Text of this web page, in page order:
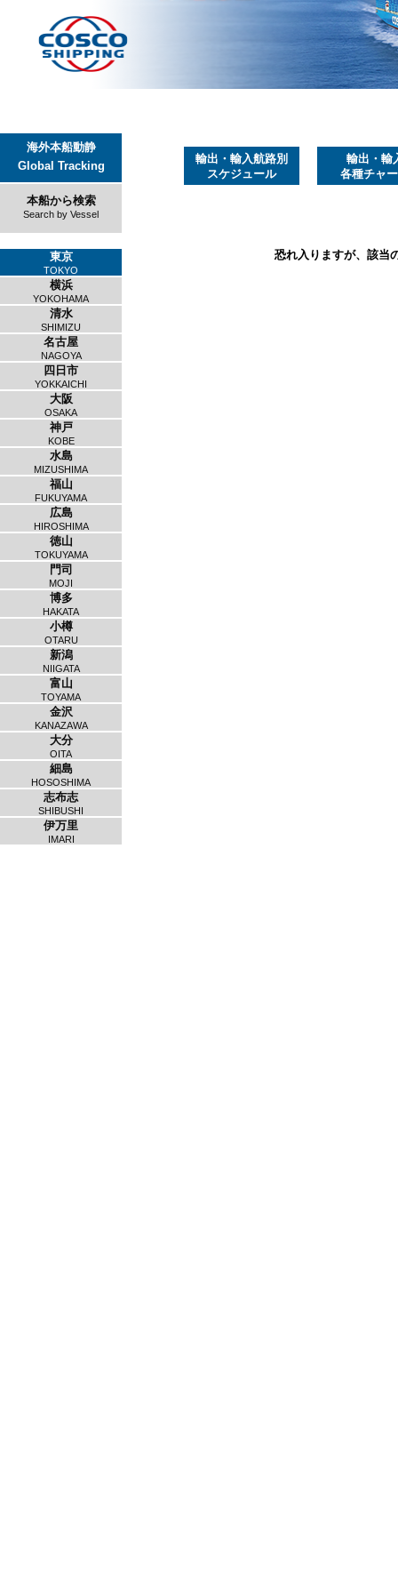
海外本船動静
Global Tracking
本船から検索
Search by Vessel
東京
TOKYO
横浜
YOKOHAMA
清水
SHIMIZU
名古屋
NAGOYA
四日市
YOKKAICHI
大阪
OSAKA
神戸
KOBE
水島
MIZUSHIMA
福山
FUKUYAMA
広島
HIROSHIMA
徳山
TOKUYAMA
門司
MOJI
博多
HAKATA
小樽
OTARU
新潟
NIIGATA
富山
TOYAMA
金沢
KANAZAWA
大分
OITA
細島
HOSOSHIMA
志布志
SHIBUSHI
伊万里
IMARI
輸出・輸入航路別
スケジュール
輸出・輸
各種チャ
恐れ入りますが、該当